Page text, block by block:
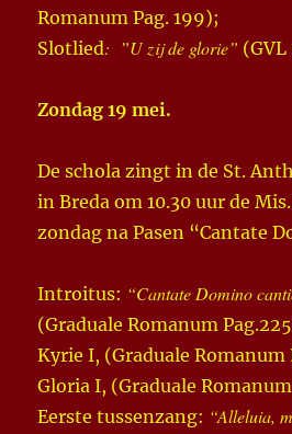
Romanum Pag. 199);
Slotlied: ”U zij de glorie” (GVL
Zondag 19 mei.
De schola zingt in de St.
in Breda om 10.30 uur de
zondag na Pasen “Cantate
Introitus: “Cantate Domino
(Graduale Romanum
Kyrie I, (Graduale Romanum
Gloria I, (Graduale Romanum
Eerste tussenzang: “Alleluia,